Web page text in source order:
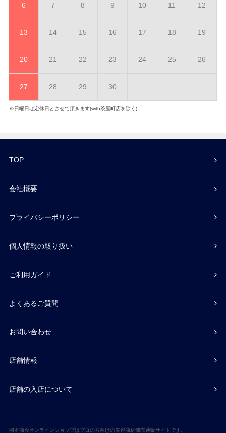
6 7 8 9 10 11 12
13 14 15 16 17 18 19
20 21 22 23 24 25 26
27 28 29 30
※日曜日は定休日とさせて頂きます(with茶屋町店を除く)
TOP
会社概要
プライバシーポリシー
個人情報の取り扱い
ご利用ガイド
よくあるご質問
お問い合わせ
店舗情報
店舗の入店について
岡本商会オンラインショップはプロの方向けの美容商材卸売通販サイトです。